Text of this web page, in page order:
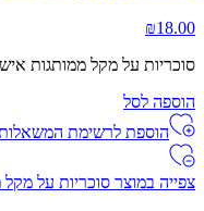
₪18.00
סוכריות על מקל ממותגות
הוספה לסל
הוספת לרשימת המשאלות
צפייה במוצר סוכריות על מקל